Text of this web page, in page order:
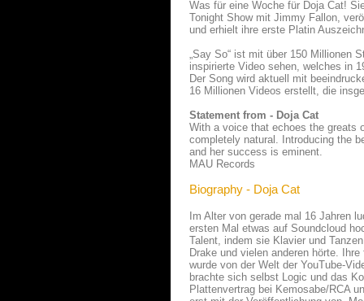
Was für eine Woche für Doja Cat!
Tonight Show mit Jimmy Fallon,
und erhielt ihre erste Platin
„Say So“ ist mit über 150 Millionen
inspirierte Video sehen, welches in
Der Song wird aktuell mit
16 Millionen Videos erstellt, die
Statement from - Doja Cat
With a voice that echoes the greats
completely natural. Introducing the
and her success is eminent.
MAU Records
Biography - Doja Cat
Im Alter von gerade mal 16 Jahren
ersten Mal etwas auf Soundcloud
Talent, indem sie Klavier und
Drake und vielen anderen hörte.
wurde von der Welt der YouTube-
brachte sich selbst Logic und das
Plattenvertrag bei Kemosabe/RCA